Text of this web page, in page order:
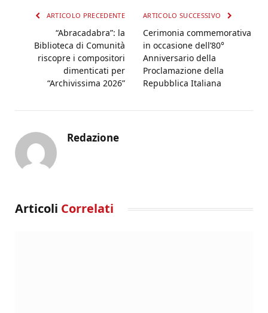
ARTICOLO PRECEDENTE
“Abracadabra”: la
Biblioteca di Comunità
riscopre i compositori
dimenticati per
“Archivissima 2026”
ARTICOLO SUCCESSIVO
Cerimonia commemorativa
in occasione dell’80°
Anniversario della
Proclamazione della
Repubblica Italiana
Redazione
Articoli Correlati